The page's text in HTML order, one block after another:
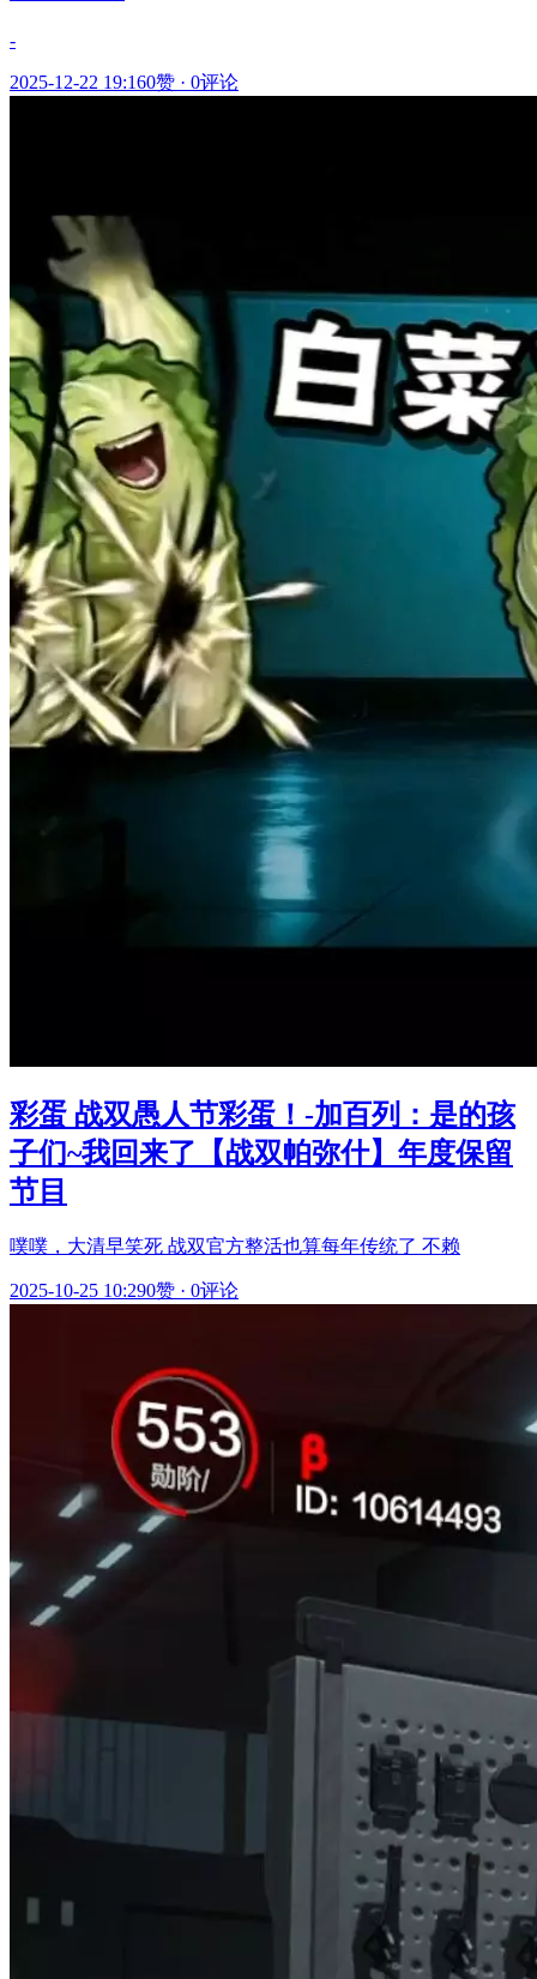
-
2025-12-22 19:160赞 · 0评论
彩蛋 战双愚人节彩蛋！-加百列：是的孩
子们~我回来了【战双帕弥什】年度保留
节目
噗噗，大清早笑死 战双官方整活也算每年传统了 不赖
2025-10-25 10:290赞 · 0评论